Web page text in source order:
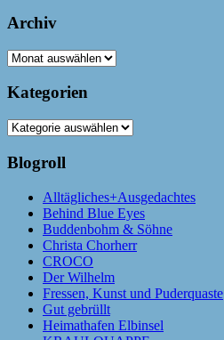
Archiv
Archiv
Kategorien
Kategorien
Blogroll
Alltägliches+Ausgedachtes
Behind Blue Eyes
Buddenbohm & Söhne
Christa Chorherr
CROCO
Der Wilhelm
Fressen, Kunst und Puderquaste
Gut gebrüllt
Heimathafen Elbinsel